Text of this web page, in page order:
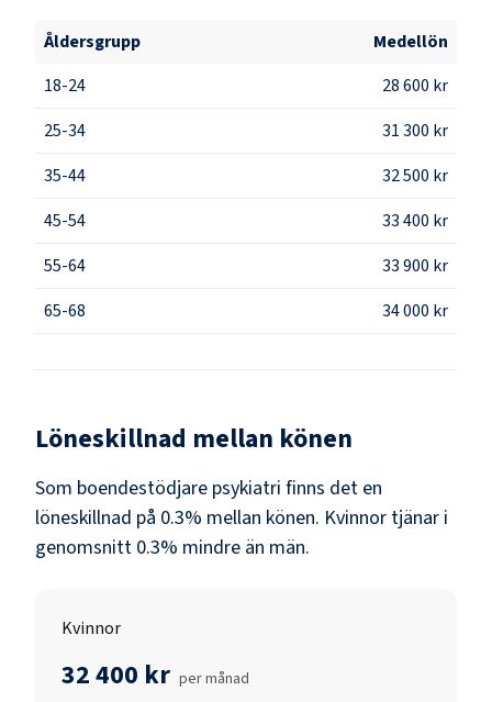
Åldersgrupp
Medellön
18-24
28 600 kr
25-34
31 300 kr
35-44
32 500 kr
45-54
33 400 kr
55-64
33 900 kr
65-68
34 000 kr
Löneskillnad mellan könen
Som boendestödjare psykiatri finns det en
löneskillnad på 0.3% mellan könen. Kvinnor tjänar i
genomsnitt 0.3% mindre än män.
Kvinnor
32 400 kr per månad